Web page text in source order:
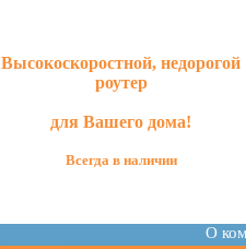
Высокоскоростной, недорогой
роутер
дляВашего дома!
Всегда в наличии
О